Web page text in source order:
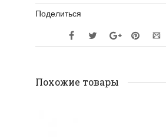
Поделиться
Похожие товары